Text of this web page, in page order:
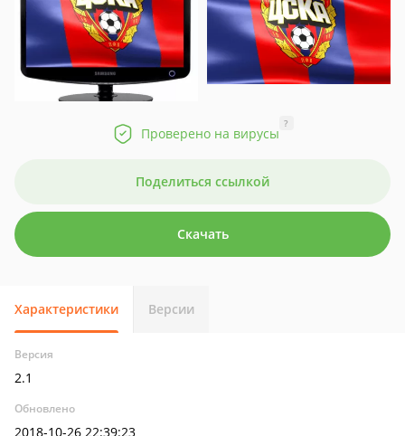
Проверено на вирусы
?
Поделиться ссылкой
Скачать
Характеристики Версии
Версия
2.1
Обновлено
2018-10-26 22:39:23